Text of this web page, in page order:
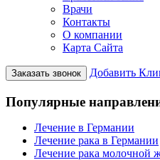
Врачи
Контакты
О компании
Карта Сайта
Заказать звонок Добавить
Популярные
Лечение в Германии
Лечение рака в Германии
Лечение рака молочной